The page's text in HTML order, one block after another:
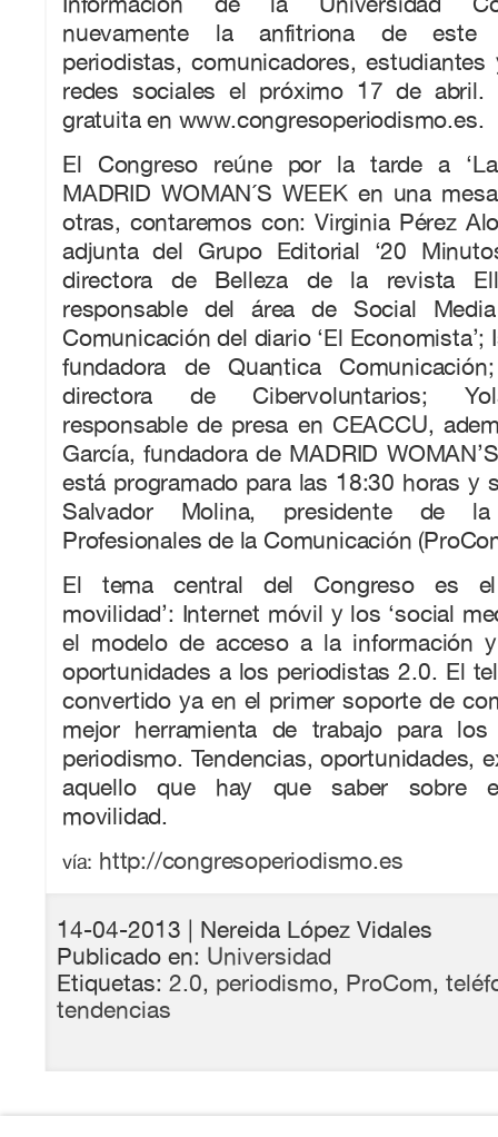
nuevamente la anfitriona de este
periodistas, comunicadores,
redes sociales el próximo 17 de abril.
gratuita en www.congresoperiodismo.es.
El Congreso reúne por la tarde a
MADRID WOMAN´S WEEK en una
otras, contaremos con: Virginia Pérez
adjunta del Grupo Editorial ‘20
directora de Belleza de la revista
responsable del área de Social
Comunicación del diario ‘El Economista’;
fundadora de Quantica
directora de Cibervoluntarios;
responsable de presa en CEACCU,
García, fundadora de MADRID
está programado para las 18:30 horas y
Salvador Molina, presidente de
Profesionales de la Comunicación
El tema central del Congreso es el
movilidad’: Internet móvil y los ‘social
el modelo de acceso a la información
oportunidades a los periodistas 2.0. El
convertido ya en el primer soporte de
mejor herramienta de trabajo para los
periodismo. Tendencias, oportunidades,
aquello que hay que saber sobre
movilidad.
vía: http://congresoperiodismo.es
14-04-2013
| Nereida López Vidales
Publicado en: Universidad
Etiquetas: 2.0, periodismo, ProCom,
tendencias